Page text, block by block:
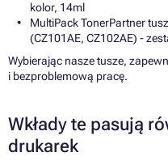
kolor, 14ml
MultiPack TonerPartner
(CZ101AE, CZ102AE) -
Wybierając nasze tusze,
i bezproblemową pracę.
Wkłady te pasują
drukarek